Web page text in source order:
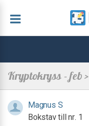
Kryptokryss - feb >
Magnus S
Bokstav till nr. 1